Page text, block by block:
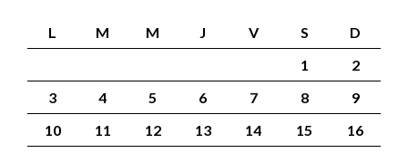
L M M J V S
D
1
2
3
4 5 6 7 8
9
10
11 12 13 14 15
16